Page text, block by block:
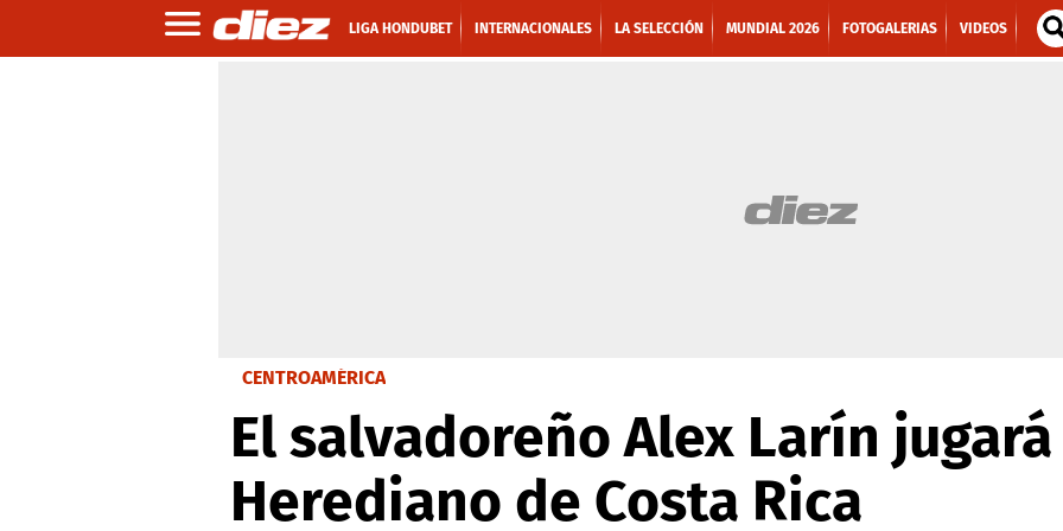
LIGA HONDUBET INTERNACIONALES LA SELECCIÓN MUNDIAL 2026 FOTOGALERIAS VIDEOS
CENTROAMÉRICA
El salvadoreño Alex Larín
Herediano de Costa Rica